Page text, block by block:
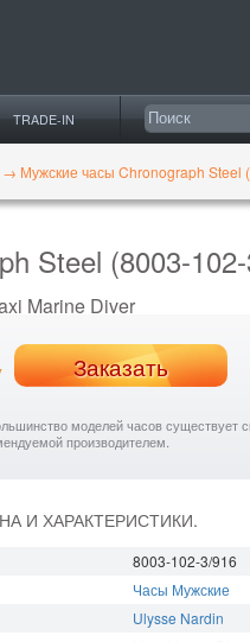
TRADE-IN
→ Мужские часы Chronograph Steel
Steel (8003-
Marine Diver
Заказать
моделей часов существует
производителем.
И ХАРАКТЕРИСТИКИ.
8003-102-3/916
Часы Мужские
Ulysse Nardin